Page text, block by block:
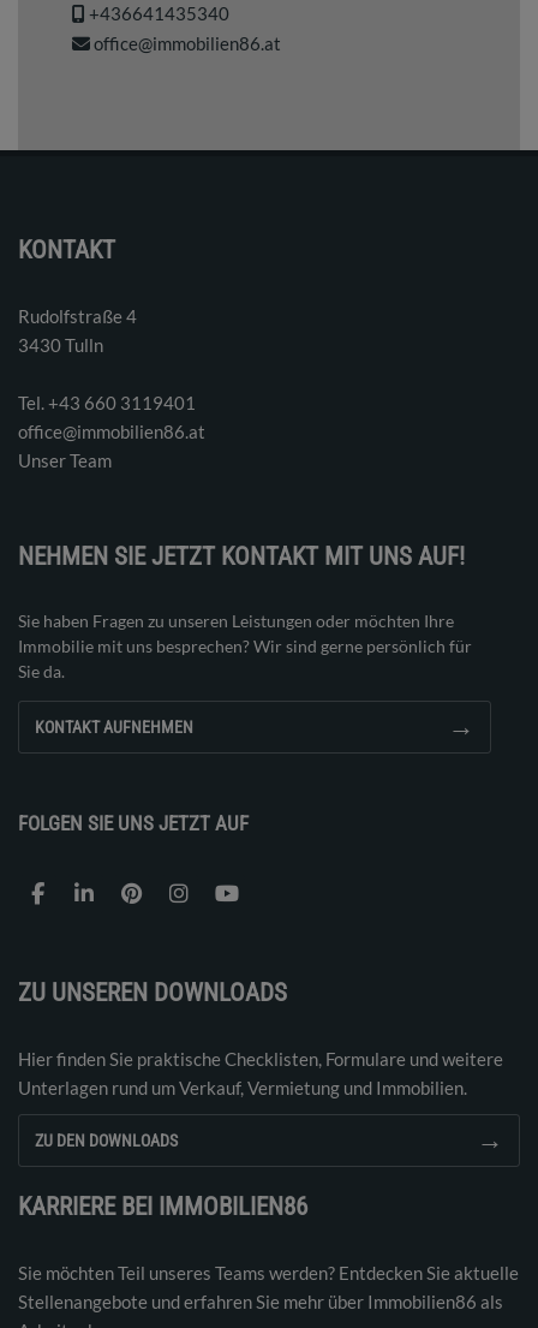
+436641435340
office@immobilien86.at
KONTAKT
Rudolfstraße 4
3430 Tulln
Tel. ‭+43 660 3119401‬
office@immobilien86.at
Unser Team
NEHMEN SIE JETZT KONTAKT MIT UNS AUF!
Sie haben Fragen zu unseren Leistungen oder möchten Ihre
Immobilie mit uns besprechen? Wir sind gerne persönlich für
Sie da.
KONTAKT AUFNEHMEN →
FOLGEN SIE UNS JETZT AUF
ZU UNSEREN DOWNLOADS
Hier finden Sie praktische Checklisten, Formulare und weitere
Unterlagen rund um Verkauf, Vermietung und Immobilien.
ZU DEN DOWNLOADS →
KARRIERE BEI IMMOBILIEN86
Sie möchten Teil unseres Teams werden? Entdecken Sie aktuelle
Stellenangebote und erfahren Sie mehr über Immobilien86 als